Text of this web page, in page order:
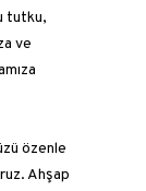
tutku,
ve
özenle
Ahşap